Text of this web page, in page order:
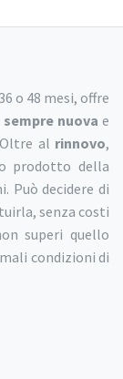
o 48 mesi, offre
nuova e
al rinnovo,
prodotto della
Può decidere di
senza costi
superi quello
condizioni di